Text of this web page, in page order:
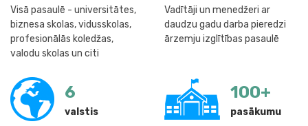
Visā pasaulē - universitātes,
biznesa skolas, vidusskolas,
profesionālās koledžas,
valodu skolas un citi
Vadītāji un menedžeri ar
daudzu gadu darba pieredzi
ārzemju izglītības pasaulē
6
valstis
100+
pasākumu